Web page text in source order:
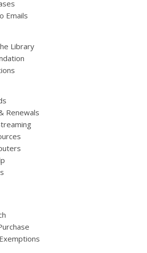
Emails
Library
Renewals